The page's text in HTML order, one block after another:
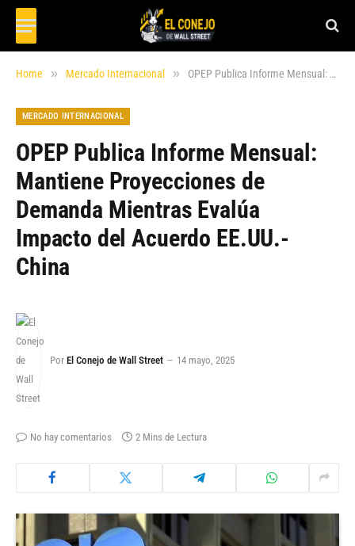
Home » Mercado Internacional » OPEP Publica Informe Mensual: Mantiene Proyecciones de Demanda Mientras Evalúa Impacto del Acuerdo EE.UU.-China
MERCADO INTERNACIONAL
OPEP Publica Informe Mensual:
Mantiene Proyecciones de
Demanda Mientras Evalúa
Impacto del Acuerdo EE.UU.-
China
Por El Conejo de Wall Street 14 mayo, 2025
No hay comentarios 2 Mins de Lectura